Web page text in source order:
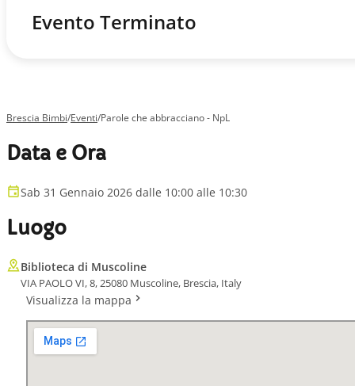
Evento Terminato
Brescia Bimbi/Eventi/Parole che abbracciano - NpL
Data e Ora
Sab 31 Gennaio 2026 dalle 10:00 alle 10:30
Luogo
Biblioteca di Muscoline
VIA PAOLO VI, 8, 25080 Muscoline, Brescia, Italy
Visualizza la mappa